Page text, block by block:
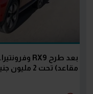
مقاعد) تحت 2 مليون جنيه